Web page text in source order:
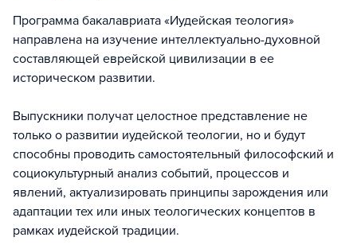
Программа бакалавриата «Иудейская теология»
направлена на изучение интеллектуально-духовной
составляющей еврейской цивилизации в ее
историческом развитии.
Выпускники получат целостное представление не
только о развитии иудейской теологии, но и будут
способны проводить самостоятельный философский и
социокультурный анализ событий, процессов и
явлений, актуализировать принципы зарождения или
адаптации тех или иных теологических концептов в
рамках иудейской традиции.